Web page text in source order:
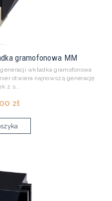
gramofonowa MM
wkładka gramofonowa
otwiera najnowszą generację
z s...
zł